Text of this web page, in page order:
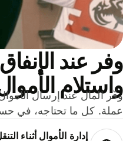
عند
الأموال
كل ما تحتاجه، في
إدارة الأموال أثناء التنقل